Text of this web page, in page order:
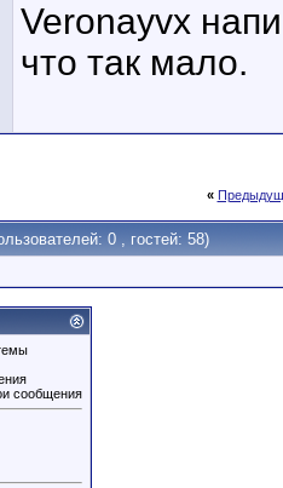
Veronayvx
что так мало.
«
0 , гостей: 58)
сообщения